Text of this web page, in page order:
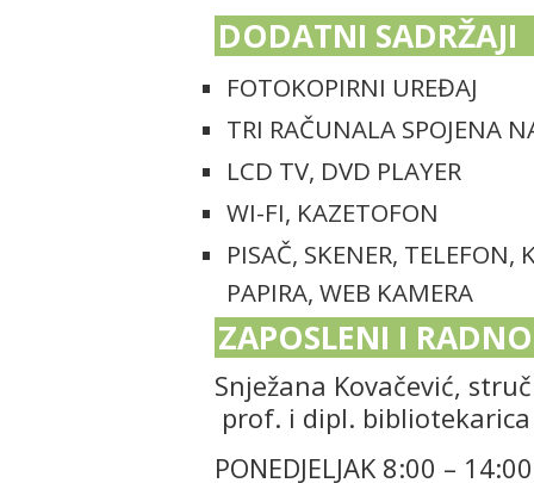
DODATNI SADRŽAJI
FOTOKOPIRNI UREĐAJ
TRI RAČUNALA SPOJENA
LCD TV, DVD PLAYER
WI-FI, KAZETOFON
PISAČ, SKENER, TELEFON,
PAPIRA, WEB KAMERA
ZAPOSLENI I
Snježana Kovačević,
prof. i dipl. bibliotekarica
PONEDJELJAK 8:00 – 14:00